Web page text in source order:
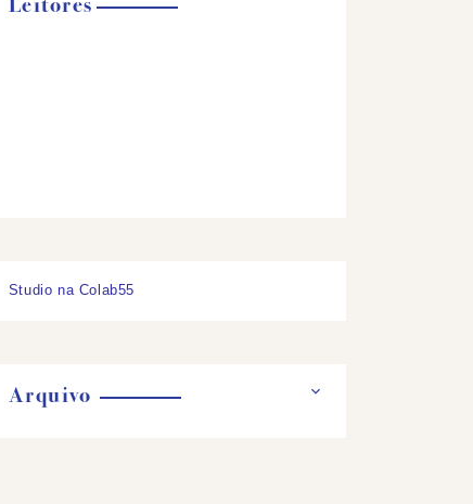
Studio na Colab55
Arquivo